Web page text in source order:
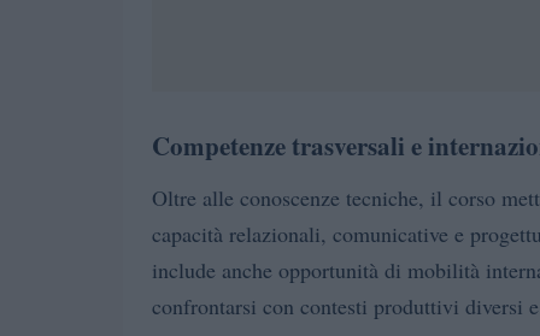
Competenze trasversali e
Oltre alle conoscenze tecniche, il corso
capacità relazionali, comunicative e
include anche opportunità di mobilità
confrontarsi con contesti produttivi diversi